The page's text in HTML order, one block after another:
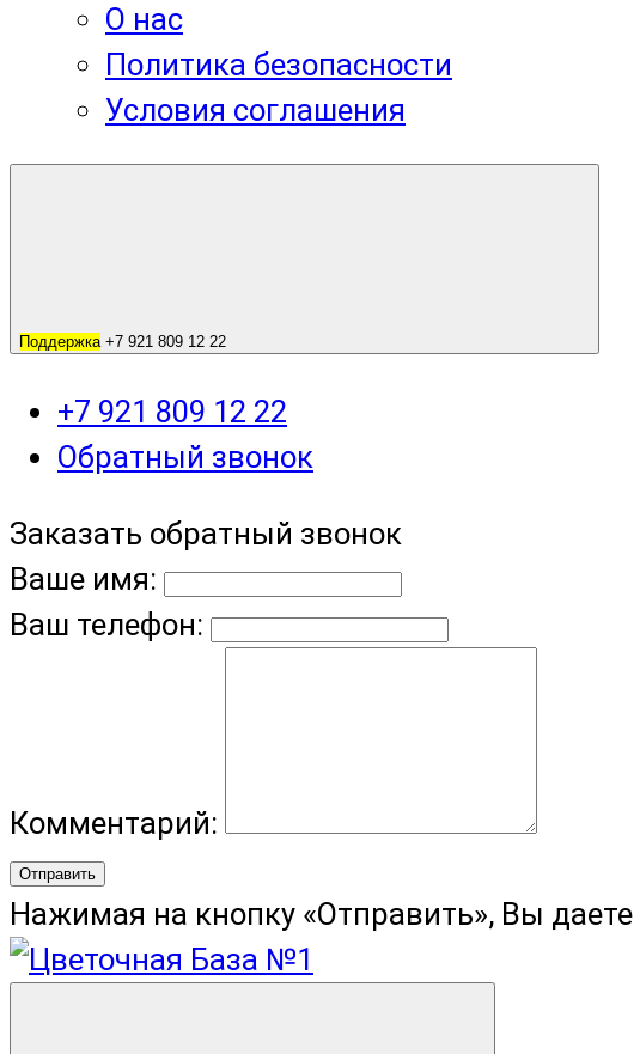
О нас
Политика безопасности
Условия соглашения
Поддержка +7 921 809 12 22
+7 921 809 12 22
Обратный звонок
Заказать обратный звонок
Ваше имя:
Ваш телефон:
Комментарий:
Отправить
Нажимая на кнопку «Отправить», Вы даете